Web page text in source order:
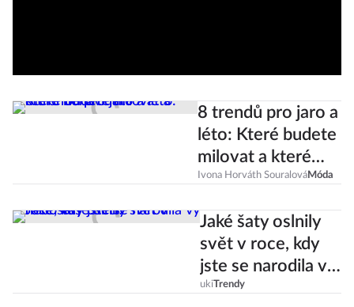
8 trendů pro jaro a
léto: Které budete
milovat a které
nenávidět?
Ivona Horváth SouralováMóda
Jaké šaty oslnily
svět v roce, kdy
jste se narodila vy
nebo vaše děti?
uki Trendy